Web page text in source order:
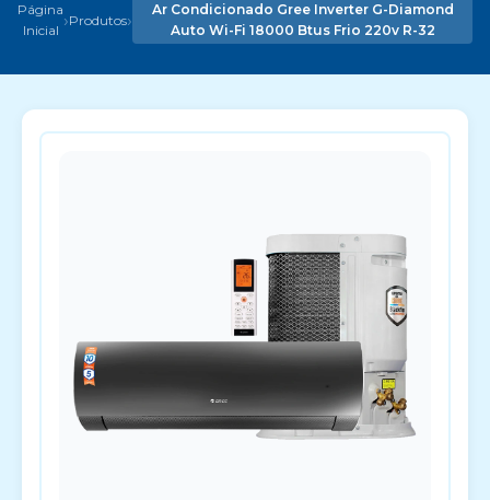
Página
Inicial ›Produtos›
Ar Condicionado Gree Inverter G-Diamond
Auto Wi-Fi 18000 Btus Frio 220v R-32